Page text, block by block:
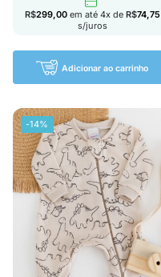
R$299,00 em até 4x de R$74,75
s/juros
Adicionar ao carrinho
-14%